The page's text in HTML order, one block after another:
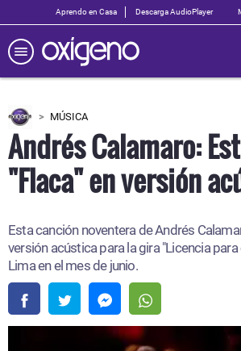
Aprendo en Casa Descarga AudioPlayer
MÚSICA
Andrés Calamaro:
"Flaca" en versión
Esta canción noventera de Andrés
versión acústica para la gira "Licencia para
Lima en el mes de junio.